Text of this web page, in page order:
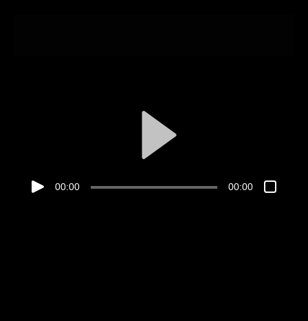
00:00 00:00